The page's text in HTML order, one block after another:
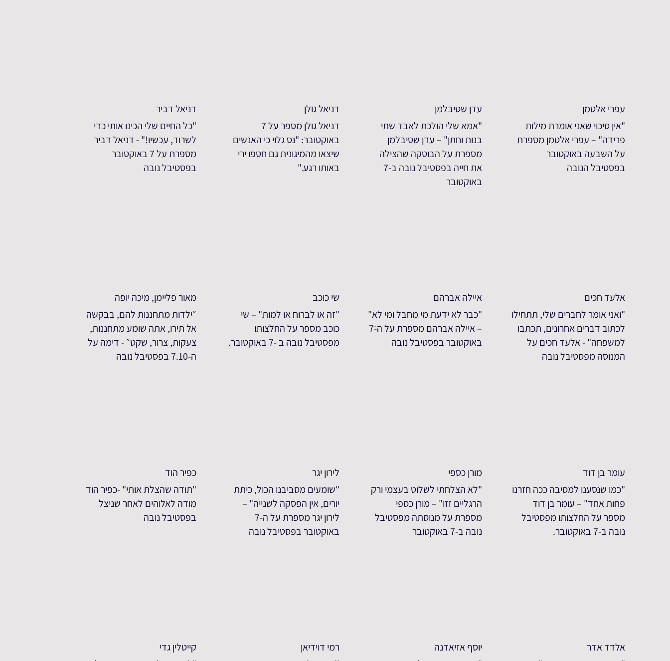
דניאל דביר
"כל החיים שלי הכינו אותי כדי
לשרוד, עכשיו!" - דניאל דביר
מספרת על 7 באוקטובר
בפסטיבל נובה
דניאל גולן
דניאל גולן מספר על 7
באוקטובר: "נס גלוי כי האנשים
שיצאו מהמיגונית גם חטפו ירי
באותו רגע."
עדן שטיבלמן
"אמא שלי הולכת לאבד שתי
בנות וחתן" – עדן שטיבלמן
מספרת על הבוטקה שהצילה
את חייה בפסטיבל נובה ב-7
באוקטובר
עפרי אלטמן
"אין סיכוי שאני אומרת מילות
פרידה" – עפרי אלטמן מספרת
על השבעה באוקטובר
בפסטיבל הנובה
מאור פליימן, מיכה יופה
״ילדות מתחננות להם, בבקשה
אל תירו, אתה שומע מתחננות,
צעקות, צרור, שקט״ - דימה על
ה-7.10 בפסטיבל נובה
שי כוכב
"זה או לברוח או למות" – שי
כוכב מספר על החלצותו
מפסטיבל נובה ב -7 באוקטובר.
איילה אברהם
"כבר לא ידעת מי מחבל ומי לא"
– איילה אברהם מספרת על ה-ֿ7
באוקטובר בפסטיבל נובה
אלעד חכים
"ואני אומר לחברים שלי, תתחילו
לכתוב דברים אחרונים, תכתבו
למשפחה" - אלעד חכים על
המנוסה מפסטיבל נובה
כפיר הוד
"תודה שהצלת אותי" -כפיר הוד
מודה לאלוהים לאחר שניצל
בפסטיבל נובה
לירון יגר
"שומעים מסביבנו הכול, כיתת
יורים, אין הפסקה לשנייה" –
לירון יגר מספרת על ה-7
באוקטובר בפסטיבל נובה
מורן כספי
"לא הצלחתי לשלוט בעצמי ורק
הרגליים זזו" – מורן כספי
מספרת על מנוסתה מפסטיבל
נובה ב-7 באוקטובר
עומר בן דוד
"כמו שנסענו למסיבה ככה חזרנו
פחות אחד" – עומר בן דוד
מספר על החלצותו מפסטיבל
נובה ב-7 באוקטובר.
קייטלין גדי
רמי דוידיאן
יוסף אזיאדנה
אלדד אדר